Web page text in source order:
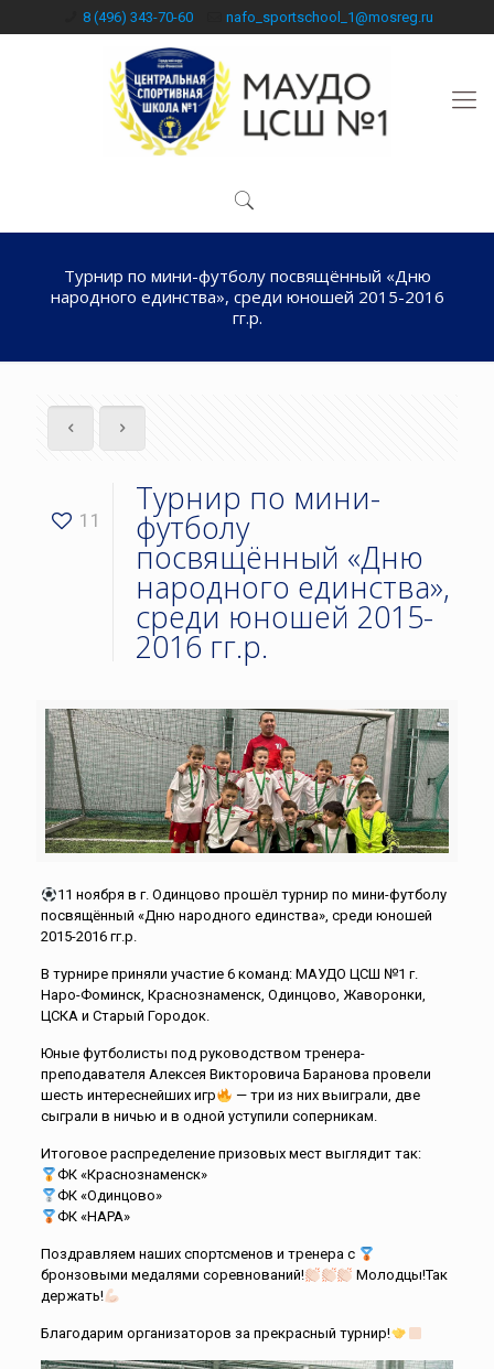
8 (496) 343-70-60 nafo_sportschool_1@mosreg.ru
Турнир по мини-футболу посвящённый «Дню
народного единства», среди юношей 2015-2016
гг.р.
11
Турнир по мини-
футболу
посвящённый «Дню
народного единства»,
среди юношей 2015-
2016 гг.р.
11 ноября в г. Одинцово прошёл турнир по мини-футболу
посвящённый «Дню народного единства», среди юношей
2015-2016 гг.р.
В турнире приняли участие 6 команд: МАУДО ЦСШ №1 г.
Наро-Фоминск, Краснознаменск, Одинцово, Жаворонки,
ЦСКА и Старый Городок.
Юные футболисты под руководством тренера-
преподавателя Алексея Викторовича Баранова провели
шесть интереснейших игр
— три из них выиграли, две
сыграли в ничью и в одной уступили соперникам.
Итоговое распределение призовых мест выглядит так:
ФК «Краснознаменск»
ФК «Одинцово»
ФК «НАРА»
Поздравляем наших спортсменов и тренера с
бронзовыми медалями соревнований!
Молодцы!Так
держать!
Благодарим организаторов за прекрасный турнир!